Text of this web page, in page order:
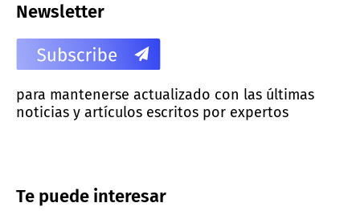
Newsletter
para mantenerse actualizado con las últimas
noticias y artículos escritos por expertos
Te puede interesar